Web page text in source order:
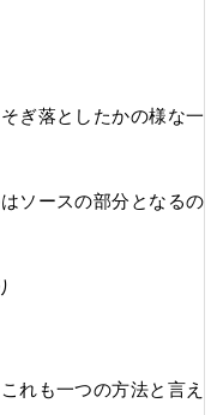
ぎ落としたかの様な一
ソースの部分となるの
れも一つの方法と言え